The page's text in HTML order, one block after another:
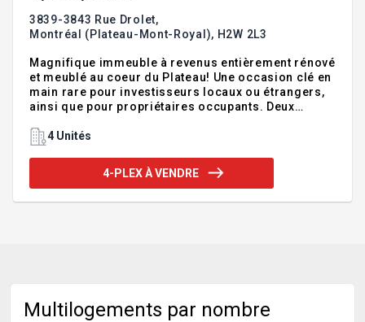
3839-3843 Rue Drolet,
Montréal (Plateau-Mont-Royal), H2W 2L3
Magnifique immeuble à revenus entièrement rénové
et meublé au coeur du Plateau! Une occasion clé en
main rare pour investisseurs locaux ou étrangers,
ainsi que pour propriétaires occupants. Deux
tandis que les deux autres bénéficient de locataires
stables à long terme. L'immeuble permet la location
meublée de 31 jours et plus, dont deux logements
actuellement exploités sur Airbnb avec un séjour
4 Unités
4-PLEX À VENDRE
Multilogements par nombre